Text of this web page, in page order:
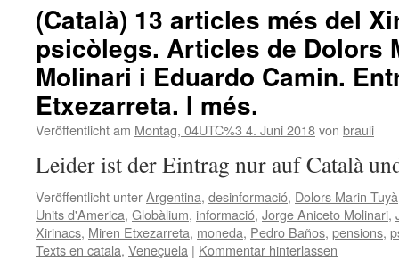
(Català) 13 articles més del
psicòlegs. Articles de Dolors
Molinari i Eduardo Camin.
Etxezarreta. I més.
Veröffentlicht am Montag, 04UTC%3 4. Juni 2018von brauli
Leider ist der Eintrag nur auf Català
Veröffentlicht unterArgentina, desinformació, Dolors Marin Tuyà
Units d'America, Globàlium, informació, Jorge Aniceto Molinari,
Xirinacs, Miren Etxezarreta, moneda, Pedro Baños, pensions,
Texts en catala, Veneçuela | Kommentar hinterlassen